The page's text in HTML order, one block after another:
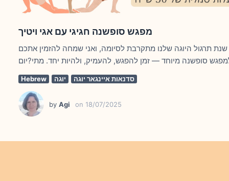
מפגש סופשנה חגיגי עם אגי ויטיך
Hebrew יוגה סדנאות איינגאר יוגה
שנת תרגול היוגה שלנו מתקרבת לסיומה, ואני שמחה להזמין אתכם
by Agi on 18/07/2025